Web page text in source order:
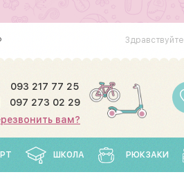
Здравствуйте
093 217 77 25
097 273 02 29
вам?
ШКОЛА РЮКЗАКИ